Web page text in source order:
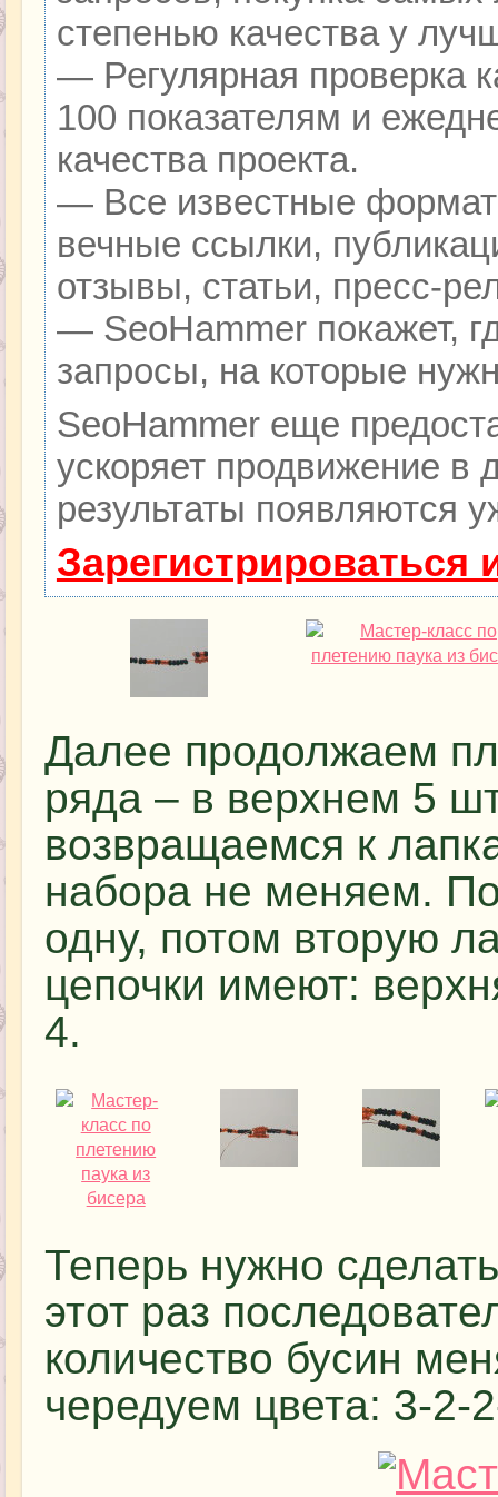
степенью качества у
— Регулярная проверка
100 показателям и
качества проекта.
— Все известные
вечные ссылки,
отзывы, статьи, пресс-
— SeoHammer покажет,
запросы, на которые
SeoHammer еще
ускоряет продвижение в
результаты появляются
Далее продолжаем
ряда – в верхнем 5
возвращаемся к
набора не меняем.
одну, потом вторую
цепочки имеют:
4.
Теперь нужно
этот раз
количество бусин
чередуем цвета: 3-2-